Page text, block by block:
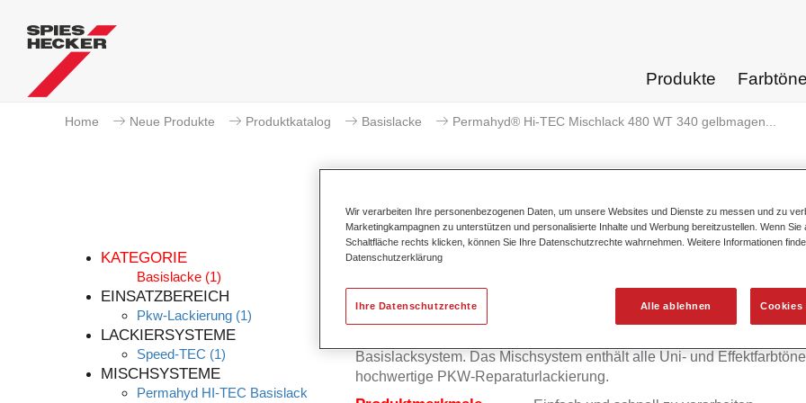
Produkte Farbtöne
Home Neue Produkte Produktkatalog Basislacke Permahyd® Hi-TEC Mischlack 480 WT 340 gelbmagen...
KATEGORIE
Basislacke (1)
EINSATZBEREICH
Pkw-Lackierung (1)
LACKIERSYSTEME
Speed-TEC (1)
MISCHSYSTEME
Permahyd HI-TEC Basislack
Permahyd® Hi-TEC Mischlack
Basislacksystem. Das Mischsystem enthält alle Uni- und
hochwertige PKW-Reparaturlackierung.
Wir verarbeiten Ihre personenbezogenen Daten, um unsere Websites und Dienste zu messen und zu
Marketingkampagnen zu unterstützen und personalisierte Inhalte und Werbung bereitzustellen. Wenn Sie
Schaltfläche rechts klicken, können Sie Ihre Datenschutzrechte wahrnehmen. Weitere Informationen
Datenschutzerklärung
Alle ablehnen Cookies
Ihre Datenschutzrechte